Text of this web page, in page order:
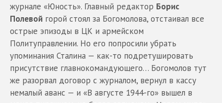
журнале «Юность». Главный редактор Борис
Полевой горой стоял за Богомолова, отстаивал все
острые эпизоды в ЦК и армейском
Политуправлении. Но его попросили убрать
упоминания Сталина — как-то подретушировать
присутствие главнокомандующего… Богомолов тут
же разорвал договор с журналом, вернул в кассу
немалый аванс — и «В августе 1944-го» вышел в